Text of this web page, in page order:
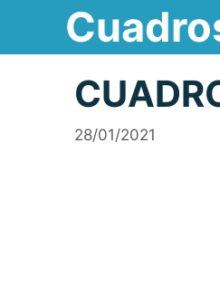
contenido
28/01/2021